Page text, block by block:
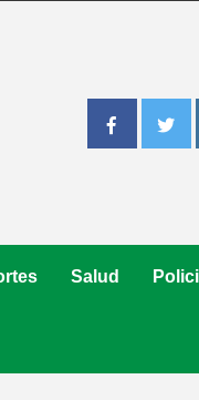
Facebook
Salud